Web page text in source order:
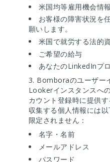
米国均等雇用機会情
お客様の障害状況を
願いします。
米国で就労する法的
ご希望の給与
あなたのLinkedInプ
Bomboraのユーザー
Lookerインスタンスへ
カウント登録時に提供
収集する個人情報には
限定されません：
名字・名前
メールアドレス
パスワード